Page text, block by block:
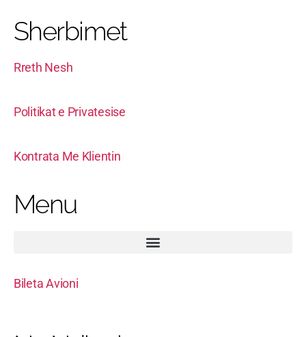
Sherbimet
Rreth Nesh
Politikat e Privatesise
Kontrata Me Klientin
Menu
Bileta Avioni